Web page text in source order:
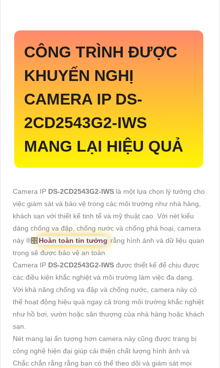
CÔNG TRÌNH ĐƯỢC
KHUYẾN NGHỊ
CAMERA IP DS-
2CD2543G2-IWS
MANG LẠI HIỆU QUẢ
Camera IP DS-2CD2543G2-IWS là một lựa chọn lý tưởng cho
việc giám sát và bảo vệ trong các môi trường như nhà hàng,
khách sạn với thiết kế tinh tế và mỹ thuật cao. Với nét kiểu
dáng chống va đập, chống nước và chống phá hoại, camera
này ®️🎛 Hoàn toàn tin tưởng rằng hình ảnh và dữ liệu quan
trọng sẽ được bảo vệ an toàn.
Camera IP DS-2CD2543G2-IWS được thiết kế để chịu được
các điều kiện khắc nghiệt và môi trường làm việc đa dạng.
Với khả năng chống va đập và chống nước, camera này có
thể hoạt động hiệu quả ngay cả trong môi trường khắc nghiệt
như hồ bơi, vườn hoặc sân thượng của nhà hàng hoặc khách
sạn.
Nét mang lại ấn tượng hơn camera này cũng được trang bị
công nghệ hiện đại giúp cải thiện chất lượng hình ảnh và
Chắc chắn rằng rằng bạn có thể theo dõi và giám sát mọi